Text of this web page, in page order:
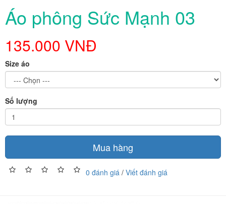
Áo phông Sức Mạnh 03
135.000 VNĐ
Size áo
Số lượng
Mua hàng
0 đánh giá / Viết đánh giá